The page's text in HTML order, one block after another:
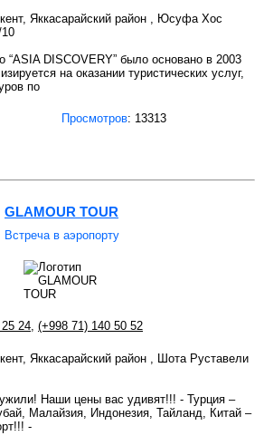
Яккасарайский район , Юсуфа Хос
“ASIA DISCOVERY” было основано в 2003
на оказании туристических услуг,
по
Просмотров: 13313
GLAMOUR TOUR
Встреча в аэропорту
24 (+998 71) 140 50 52
Яккасарайский район , Шота Руставели
Наши цены вас удивят!!! - Турция –
Малайзия, Индонезия, Тайланд, Китай –
-